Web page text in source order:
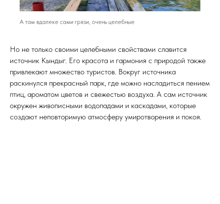
А там вдалеке сами грязи, очень целебные
Но не только своими целебными свойствами славится
источник Кындыг. Его красота и гармония с природой также
привлекают множество туристов. Вокруг источника
раскинулся прекрасный парк, где можно насладиться пением
птиц, ароматом цветов и свежестью воздуха. А сам источник
окружен живописными водопадами и каскадами, которые
создают неповторимую атмосферу умиротворения и покоя.